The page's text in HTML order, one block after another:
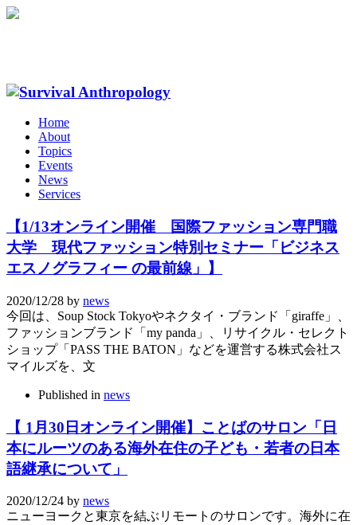
Home
About
Topics
Events
News
Services
【1/13オンライン開催 国際ファッション専門職
大学 現代ファッション特別セミナー「ビジネス
エスノグラフィー の最前線」】
2020/12/28 by news
今回は、Soup Stock Tokyoやネクタイ・ブランド「giraffe」、
ファッションブランド「my panda」、リサイクル・セレクト
ショップ「PASS THE BATON」などを運営する株式会社ス
マイルズを、文
Published in news
【 1月30日オンライン開催】ことばのサロン「日
本にルーツのある海外在住の子ども・若者の日本
語継承について」
2020/12/24 by news
ニューヨークと東京を結ぶリモートのサロンです。海外に在